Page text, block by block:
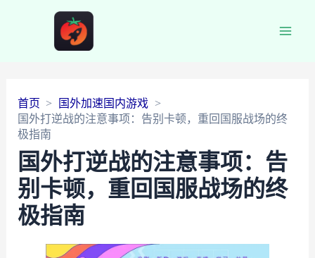
首页
国外加速国内游戏
国外打逆战的注意事项：告别卡顿，重回国服战场的终
极指南
国外打逆战的注意事项：告
别卡顿，重回国服战场的终
极指南